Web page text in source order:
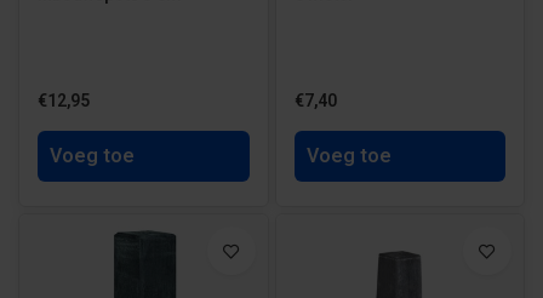
€12,95
Voeg toe
€7,40
Voeg toe